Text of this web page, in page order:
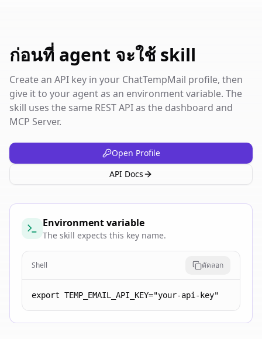
ก่อนที่ agent จะใช้ skill
Create an API key in your ChatTempMail profile, then
give it to your agent as an environment variable. The
skill uses the same REST API as the dashboard and
MCP Server.
Open Profile
API Docs
Environment variable
The skill expects this key name.
Shell คัดลอก
export TEMP_EMAIL_API_KEY="your-api-key"